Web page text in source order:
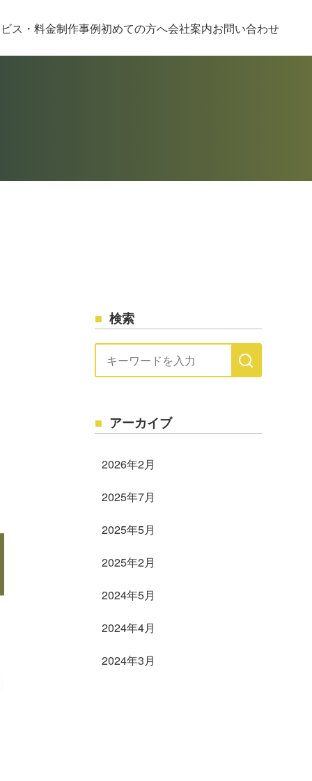
ス・料金制作事例初めての方へ会社案内お問い合わせ
検索
アーカイブ
2026年2月
2025年7月
2025年5月
2025年2月
2024年5月
2024年4月
2024年3月